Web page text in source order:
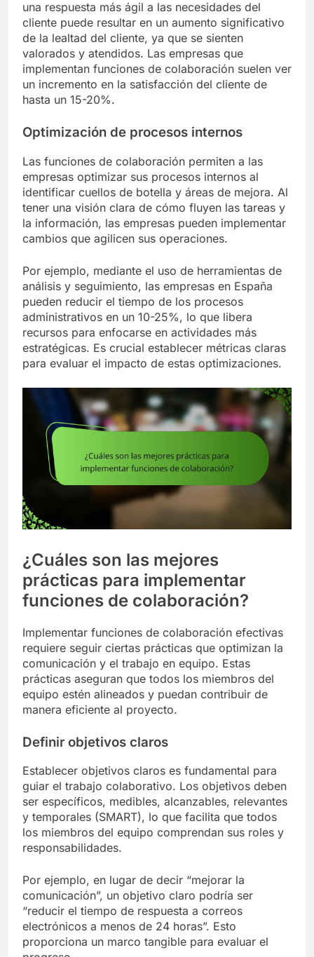
una respuesta más ágil a las necesidades del
cliente puede resultar en un aumento significativo
de la lealtad del cliente, ya que se sienten
valorados y atendidos. Las empresas que
implementan funciones de colaboración suelen ver
un incremento en la satisfacción del cliente de
hasta un 15-20%.
Optimización de procesos internos
Las funciones de colaboración permiten a las
empresas optimizar sus procesos internos al
identificar cuellos de botella y áreas de mejora. Al
tener una visión clara de cómo fluyen las tareas y
la información, las empresas pueden implementar
cambios que agilicen sus operaciones.
Por ejemplo, mediante el uso de herramientas de
análisis y seguimiento, las empresas en España
pueden reducir el tiempo de los procesos
administrativos en un 10-25%, lo que libera
recursos para enfocarse en actividades más
estratégicas. Es crucial establecer métricas claras
para evaluar el impacto de estas optimizaciones.
¿Cuáles son las mejores
prácticas para implementar
funciones de colaboración?
Implementar funciones de colaboración efectivas
requiere seguir ciertas prácticas que optimizan la
comunicación y el trabajo en equipo. Estas
prácticas aseguran que todos los miembros del
equipo estén alineados y puedan contribuir de
manera eficiente al proyecto.
Definir objetivos claros
Establecer objetivos claros es fundamental para
guiar el trabajo colaborativo. Los objetivos deben
ser específicos, medibles, alcanzables, relevantes
y temporales (SMART), lo que facilita que todos
los miembros del equipo comprendan sus roles y
responsabilidades.
Por ejemplo, en lugar de decir “mejorar la
comunicación”, un objetivo claro podría ser
“reducir el tiempo de respuesta a correos
electrónicos a menos de 24 horas”. Esto
proporciona un marco tangible para evaluar el